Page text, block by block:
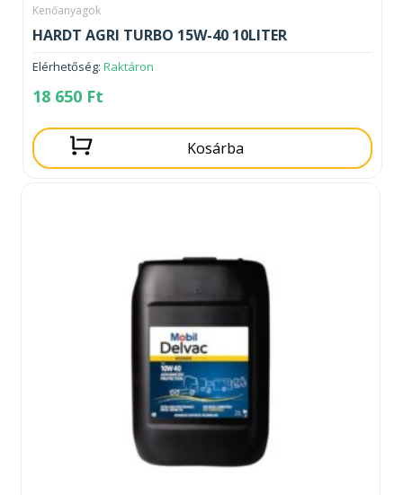
Kenőanyagok
HARDT AGRI TURBO 15W-40 10LITER
Elérhetőség: Raktáron
18 650 Ft
Kosárba